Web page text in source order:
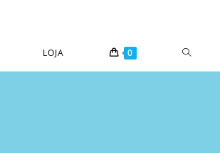
LOJA 0 TOGGLE